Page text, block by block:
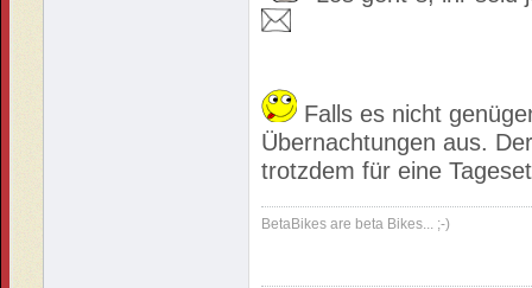
Falls es nicht
Übernachtungen aus.
trotzdem für eine
BetaBikes are beta Bikes... ;-)